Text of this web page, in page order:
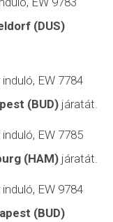
(DUS)
EW 7784
(BUD) járatát.
EW 7785
(HAM) járatát.
EW 9784
(BUD)